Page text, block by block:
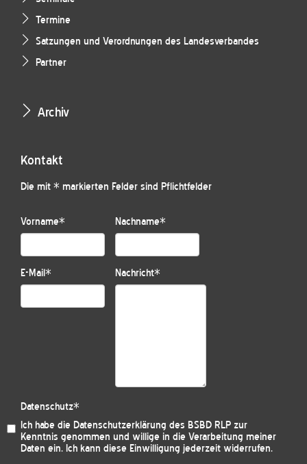
Termine
Satzungen und Verordnungen des Landesverbandes
Partner
Archiv
Kontakt
Die mit * markierten Felder sind Pflichtfelder
Vorname* Nachname*
E-Mail* Nachricht*
Datenschutz*
Ich habe die Datenschutzerklärung des BSBD RLP zur
Kenntnis genommen und willige in die Verarbeitung meiner
Daten ein. Ich kann diese Einwilligung jederzeit widerrufen.